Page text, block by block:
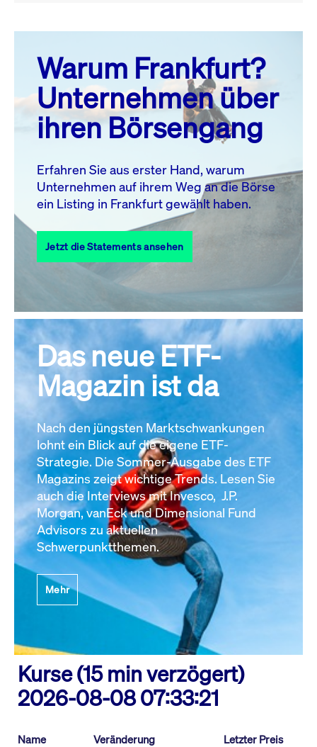
August 26
MO. DI. MI. DO. FR. SA. SO.
1
2
3
4 5 6 7 8
10 11 13 14
17
18 19 20 21 22
23
27 28
31
Alle Events
Warum Frankfurt?
Unternehmen über
ihren Börsengang
Erfahren Sie aus erster Hand, warum
Unternehmen auf ihrem Weg an die Börse
ein Listing in Frankfurt gewählt haben.
Jetzt die Statements ansehen
Das neue ETF-
Magazin ist da
Nach den jüngsten Marktschwankungen
lohnt ein Blick auf die eigene ETF-
Strategie. Die Sommer-Ausgabe des ETF
Magazins zeigt wichtige Trends. Lesen Sie
auch die Interviews mit Invesco, J.P.
Morgan, vanEck und Dimensional Fund
Advisors zu aktuellen
Schwerpunktthemen.
Mehr
Kurse (15 min verzögert)
2026-08-08 07:33:21
Name Veränderung Letzter Preis